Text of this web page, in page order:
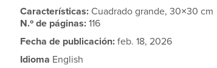
Características:Cuadrado grande, 30×30 cm
N.º de páginas:116
Fecha de publicación: feb. 18, 2026
Idioma English